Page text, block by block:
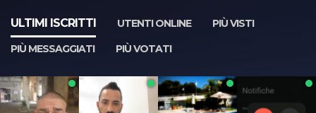
ULTIMI ISCRITTI UTENTI ONLINE
PIÙ VISTI
PIÙ MESSAGGIATI
PIÙ VOTATI